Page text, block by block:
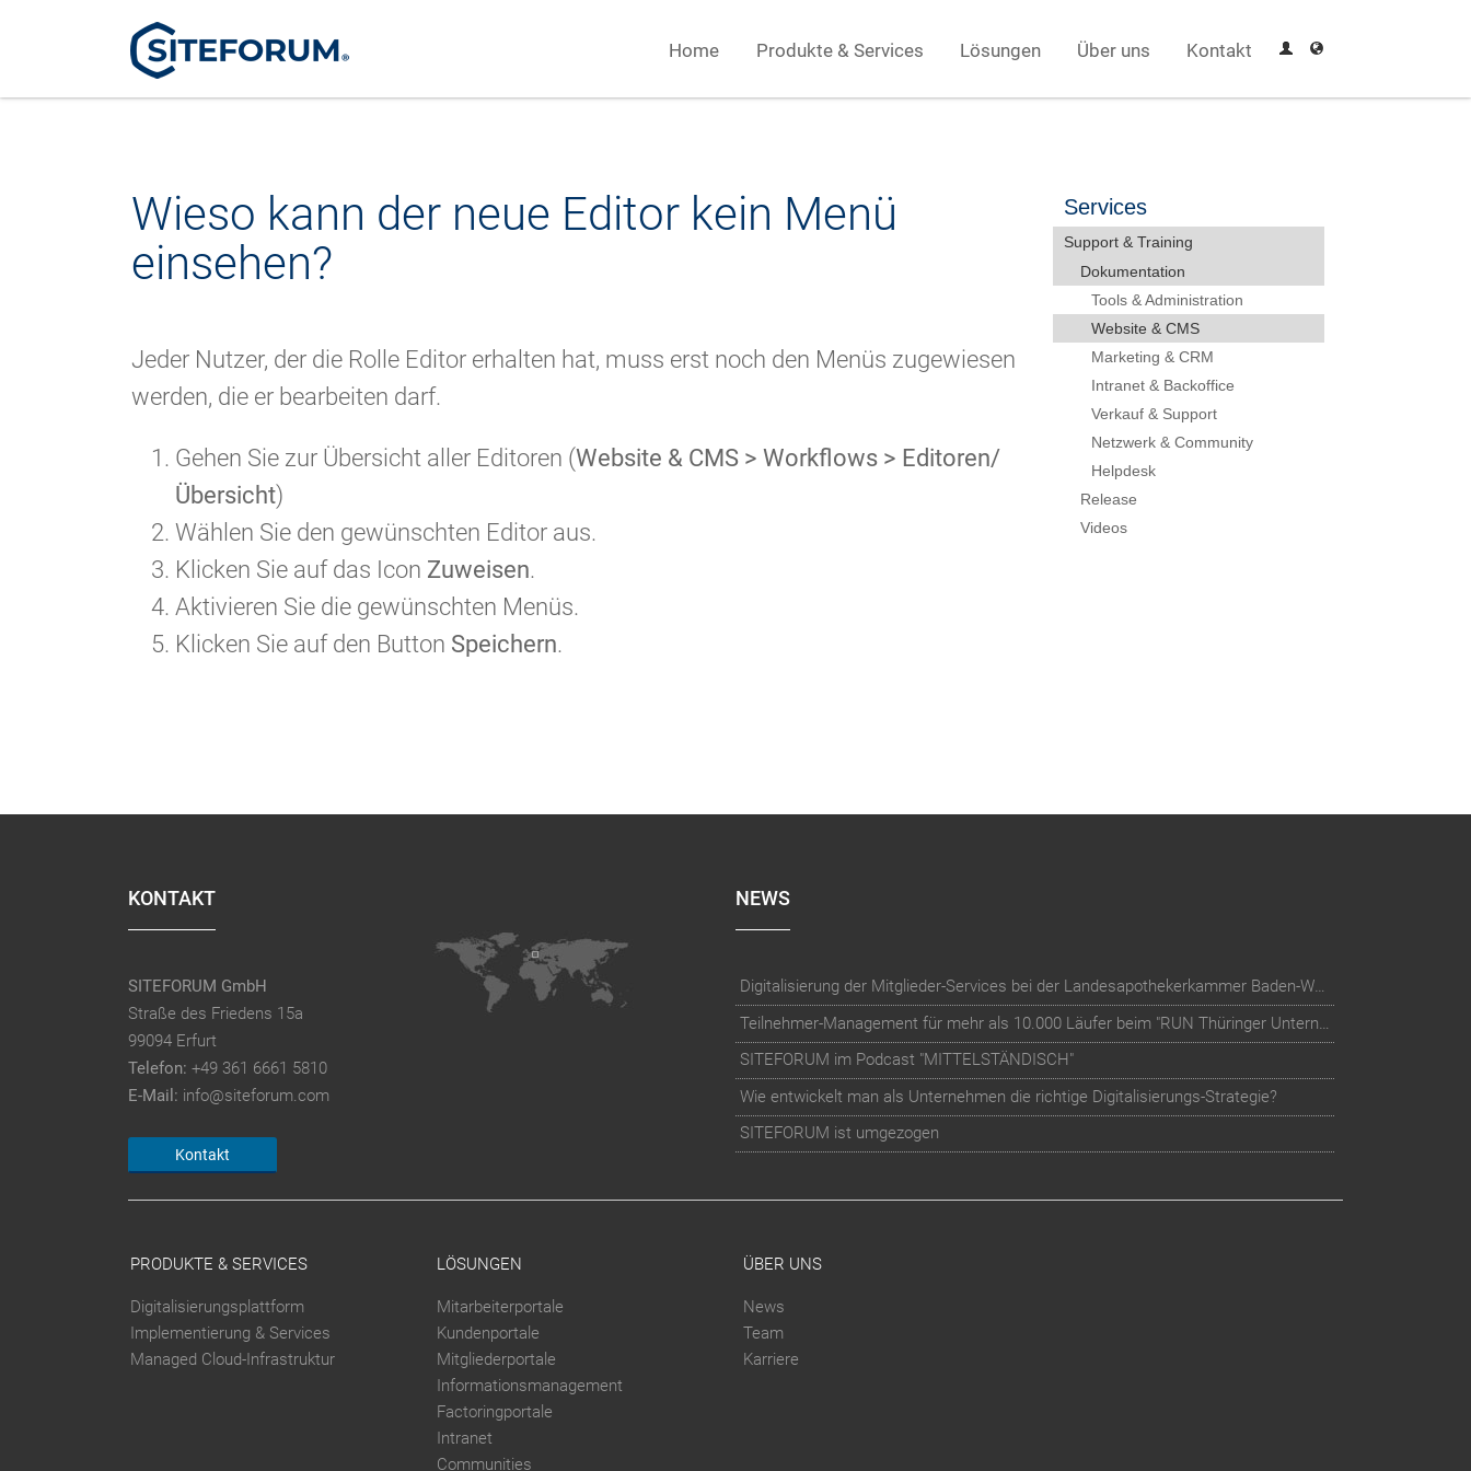
Home Produkte & Services Lösungen Über uns Kontakt
Wieso kann der neue Editor kein Menü
einsehen?
Jeder Nutzer, der die Rolle Editor erhalten hat, muss erst noch den Menüs zugewiesen
werden, die er bearbeiten darf.
Gehen Sie zur Übersicht aller Editoren (Website & CMS > Workflows > Editoren/
Übersicht)
Wählen Sie den gewünschten Editor aus.
Klicken Sie auf das Icon Zuweisen.
Aktivieren Sie die gewünschten Menüs.
Klicken Sie auf den Button Speichern.
Services
Support & Training
Dokumentation
Tools & Administration
Website & CMS
Marketing & CRM
Intranet & Backoffice
Verkauf & Support
Netzwerk & Community
Helpdesk
Release
Videos
KONTAKT
SITEFORUM GmbH
Straße des Friedens 15a
99094 Erfurt
Telefon: +49 361 6661 5810
E-Mail: info@siteforum.com
Kontakt
NEWS
Digitalisierung der Mitglieder-Services bei der Landesapothekerkammer Baden-Württemberg
Teilnehmer-Management für mehr als 10.000 Läufer beim "RUN Thüringer Unternehmenslauf"
SITEFORUM im Podcast "MITTELSTÄNDISCH"
Wie entwickelt man als Unternehmen die richtige Digitalisierungs-Strategie?
SITEFORUM ist umgezogen
PRODUKTE & SERVICES
Digitalisierungsplattform
Implementierung & Services
Managed Cloud-Infrastruktur
LÖSUNGEN
Mitarbeiterportale
Kundenportale
Mitgliederportale
Informationsmanagement
Factoringportale
Intranet
Communities
ÜBER UNS
News
Team
Karriere